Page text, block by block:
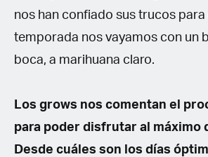
nos han confiado sus trucos para
temporada nos vayamos con un
boca, a marihuana claro.
Los grows nos comentan el
para poder disfrutar al máximo
Desde cuáles son los días